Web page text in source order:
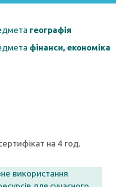
географія
фінанси, економіка
на 4 год.
використання